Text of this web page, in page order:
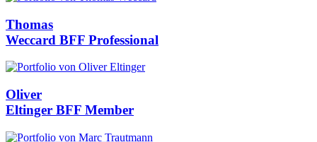
Thomas
Weccard BFF Professional
Oliver
Eltinger BFF Member